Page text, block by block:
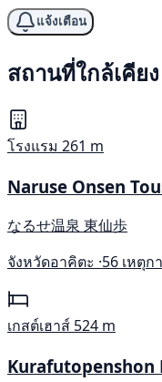
แจ้งเตือน
สถานที่ใกล้เคียง
โรงแรม 261 m
Naruse Onsen
なるせ温泉 東仙歩
จังหวัดอาคิตะ ·56 เหตุ
เกสต์เฮาส์ 524 m
Kurafutopenshon